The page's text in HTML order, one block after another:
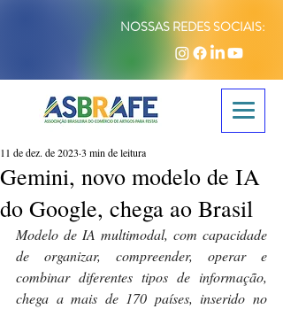
NOSSAS REDES SOCIAIS:
Gemini, novo modelo de IA
do Google, chega ao Brasil
11 de dez. de 2023 3 min de leitura
Modelo de IA multimodal, com capacidade
de organizar, compreender, operar e
combinar diferentes tipos de informação,
chega a mais de 170 países, inserido no